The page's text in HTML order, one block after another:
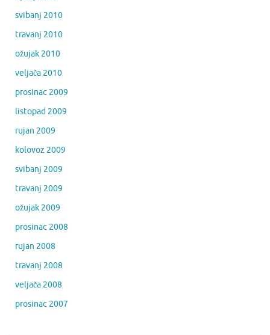
svibanj 2010
travanj 2010
ožujak 2010
veljača 2010
prosinac 2009
listopad 2009
rujan 2009
kolovoz 2009
svibanj 2009
travanj 2009
ožujak 2009
prosinac 2008
rujan 2008
travanj 2008
veljača 2008
prosinac 2007